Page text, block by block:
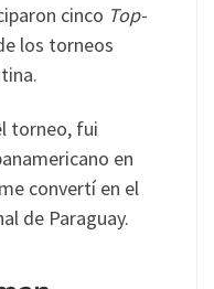
cinco Top-
los torneos
torneo, fui
en
convertí en el
de Paraguay.